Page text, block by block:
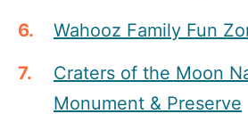
Wahooz Family Fun
Craters of the Moon
Monument & Preserve